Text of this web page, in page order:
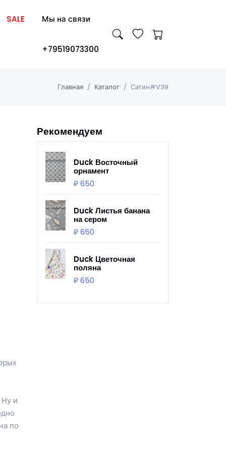
SALE Мы на связи
+79519073300
Главная Каталог Сатин#V39
и
по
Рекомендуем
Duck Восточный
орнамент
₽ 650
Duck Листья банана
на сером
₽ 650
Duck Цветочная
поляна
₽ 650